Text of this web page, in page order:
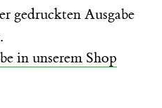
gedruckten Ausgabe
in unserem Shop